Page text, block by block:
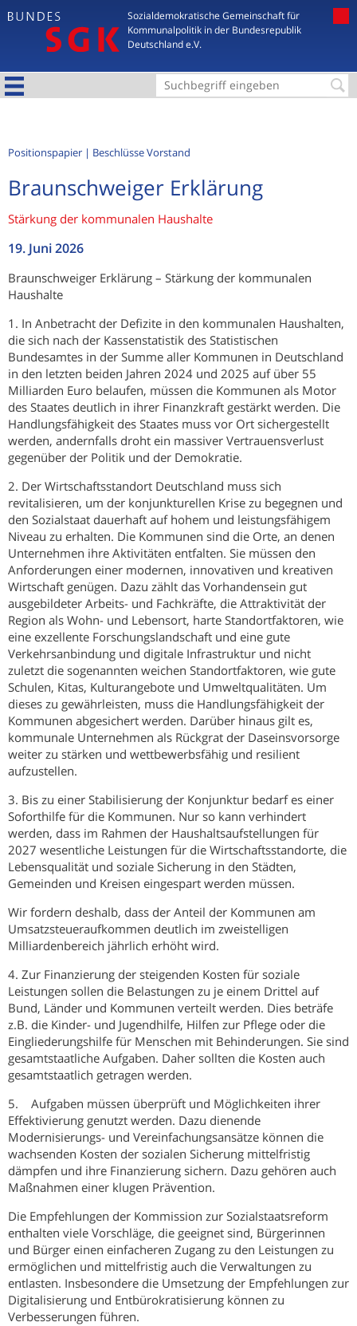
Jump to navigation
Sozialdemokratische Gemeinschaft für
Kommunalpolitik in der Bundesrepublik
Deutschland e.V.
S
c
f
o
u
a
r
Positionspapier Beschlüsse Vorstand
Braunschweiger Erklärung
Stärkung der kommunalen Haushalte
19. Juni 2026
Braunschweiger Erklärung – Stärkung der kommunalen
Haushalte
1. In Anbetracht der Defizite in den kommunalen Haushalten,
die sich nach der Kassenstatistik des Statistischen
Bundesamtes in der Summe aller Kommunen in Deutschland
in den letzten beiden Jahren 2024 und 2025 auf über 55
Milliarden Euro belaufen, müssen die Kommunen als Motor
des Staates deutlich in ihrer Finanzkraft gestärkt werden. Die
Handlungsfähigkeit des Staates muss vor Ort sichergestellt
werden, andernfalls droht ein massiver Vertrauensverlust
gegenüber der Politik und der Demokratie.
2. Der Wirtschaftsstandort Deutschland muss sich
revitalisieren, um der konjunkturellen Krise zu begegnen und
den Sozialstaat dauerhaft auf hohem und leistungsfähigem
Niveau zu erhalten. Die Kommunen sind die Orte, an denen
Unternehmen ihre Aktivitäten entfalten. Sie müssen den
Anforderungen einer modernen, innovativen und kreativen
Wirtschaft genügen. Dazu zählt das Vorhandensein gut
ausgebildeter Arbeits- und Fachkräfte, die Attraktivität der
Region als Wohn- und Lebensort, harte Standortfaktoren, wie
eine exzellente Forschungslandschaft und eine gute
Verkehrsanbindung und digitale Infrastruktur und nicht
zuletzt die sogenannten weichen Standortfaktoren, wie gute
Schulen, Kitas, Kulturangebote und Umweltqualitäten. Um
dieses zu gewährleisten, muss die Handlungsfähigkeit der
Kommunen abgesichert werden. Darüber hinaus gilt es,
kommunale Unternehmen als Rückgrat der Daseinsvorsorge
weiter zu stärken und wettbewerbsfähig und resilient
aufzustellen.
3. Bis zu einer Stabilisierung der Konjunktur bedarf es einer
Soforthilfe für die Kommunen. Nur so kann verhindert
werden, dass im Rahmen der Haushaltsaufstellungen für
2027 wesentliche Leistungen für die Wirtschaftsstandorte, die
Lebensqualität und soziale Sicherung in den Städten,
Gemeinden und Kreisen eingespart werden müssen.
Wir fordern deshalb, dass der Anteil der Kommunen am
Umsatzsteueraufkommen deutlich im zweistelligen
Milliardenbereich jährlich erhöht wird.
4. Zur Finanzierung der steigenden Kosten für soziale
Leistungen sollen die Belastungen zu je einem Drittel auf
Bund, Länder und Kommunen verteilt werden. Dies beträfe
z.B. die Kinder- und Jugendhilfe, Hilfen zur Pflege oder die
Eingliederungshilfe für Menschen mit Behinderungen. Sie sind
gesamtstaatliche Aufgaben. Daher sollten die Kosten auch
gesamtstaatlich getragen werden.
5. Aufgaben müssen überprüft und Möglichkeiten ihrer
Effektivierung genutzt werden. Dazu dienende
Modernisierungs- und Vereinfachungsansätze können die
wachsenden Kosten der sozialen Sicherung mittelfristig
dämpfen und ihre Finanzierung sichern. Dazu gehören auch
Maßnahmen einer klugen Prävention.
Die Empfehlungen der Kommission zur Sozialstaatsreform
enthalten viele Vorschläge, die geeignet sind, Bürgerinnen
und Bürger einen einfacheren Zugang zu den Leistungen zu
ermöglichen und mittelfristig auch die Verwaltungen zu
entlasten. Insbesondere die Umsetzung der Empfehlungen zur
Digitalisierung und Entbürokratisierung können zu
Verbesserungen führen.